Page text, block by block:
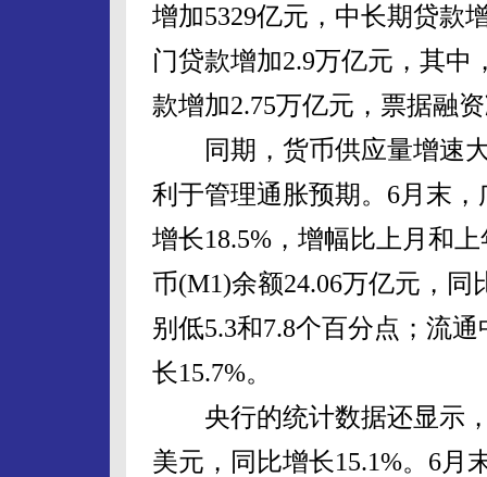
增加5329亿元，中长期贷款
门贷款增加2.9万亿元，其中
款增加2.75万亿元，票据融
同期，货币供应量增速大
利于管理通胀预期。6月末
增长18.5%，增幅比上月和
币(M1)余额24.06万亿元，
别低5.3和7.8个百分点；流
长15.7%。
央行的统计数据还显示，
美元，同比增长15.1%。6月